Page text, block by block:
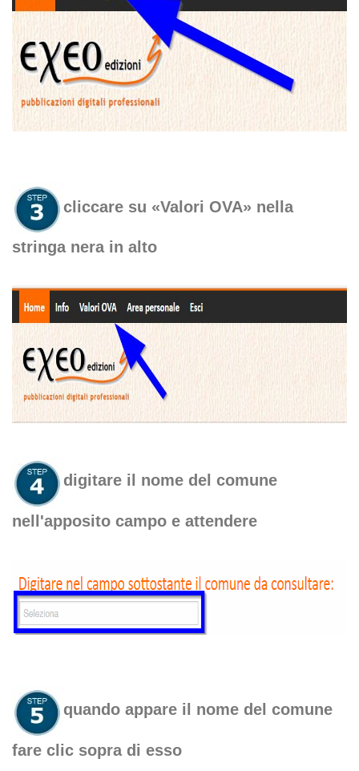
cliccare su «Valori OVA» nella
stringa nera in alto
digitare il nome del comune
nell'apposito campo e attendere
quando appare il nome del comune
fare clic sopra di esso